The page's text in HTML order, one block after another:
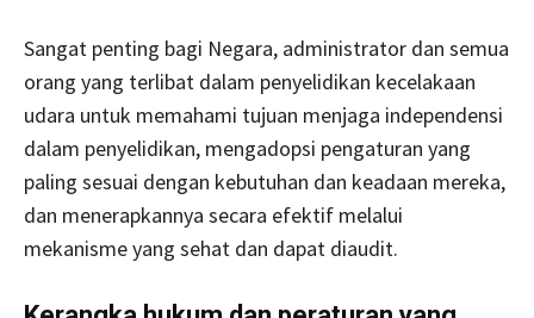
Sangat penting bagi Negara, administrator dan semua
orang yang terlibat dalam penyelidikan kecelakaan
udara untuk memahami tujuan menjaga independensi
dalam penyelidikan, mengadopsi pengaturan yang
paling sesuai dengan kebutuhan dan keadaan mereka,
dan menerapkannya secara efektif melalui
mekanisme yang sehat dan dapat diaudit.